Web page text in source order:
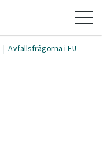
| Avfallsfrågorna i EU